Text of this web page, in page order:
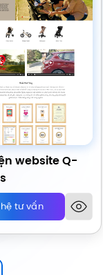
website Q-
tư vấn